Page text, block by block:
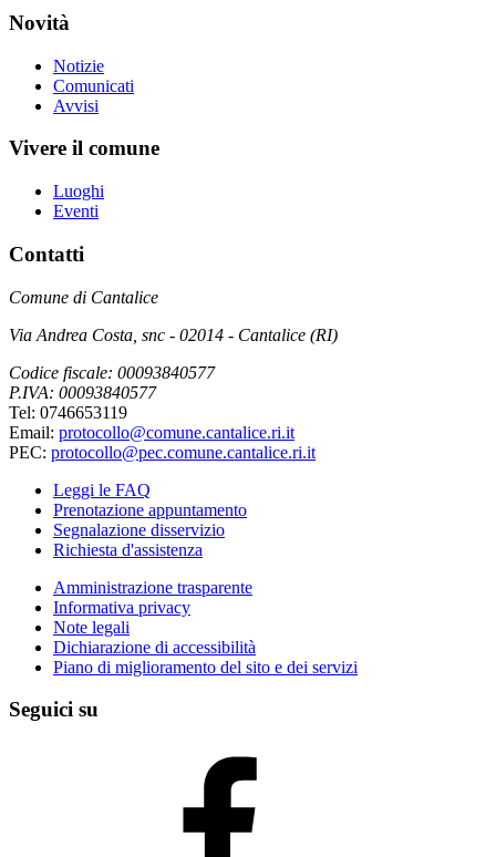
Novità
Notizie
Comunicati
Avvisi
Vivere il comune
Luoghi
Eventi
Contatti
Comune di Cantalice
Via Andrea Costa, snc - 02014 - Cantalice (RI)
Codice fiscale: 00093840577
P.IVA: 00093840577
Tel: 0746653119
Email: protocollo@comune.cantalice.ri.it
PEC: protocollo@pec.comune.cantalice.ri.it
Leggi le FAQ
Prenotazione appuntamento
Segnalazione disservizio
Richiesta d'assistenza
Amministrazione trasparente
Informativa privacy
Note legali
Dichiarazione di accessibilità
Piano di miglioramento del sito e dei servizi
Seguici su